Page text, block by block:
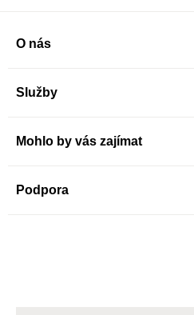
O nás
Služby
Mohlo by vás zajímat
Podpora